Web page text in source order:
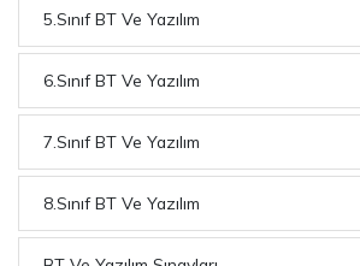
5.Sınıf BT Ve Yazılım
6.Sınıf BT Ve Yazılım
7.Sınıf BT Ve Yazılım
8.Sınıf BT Ve Yazılım